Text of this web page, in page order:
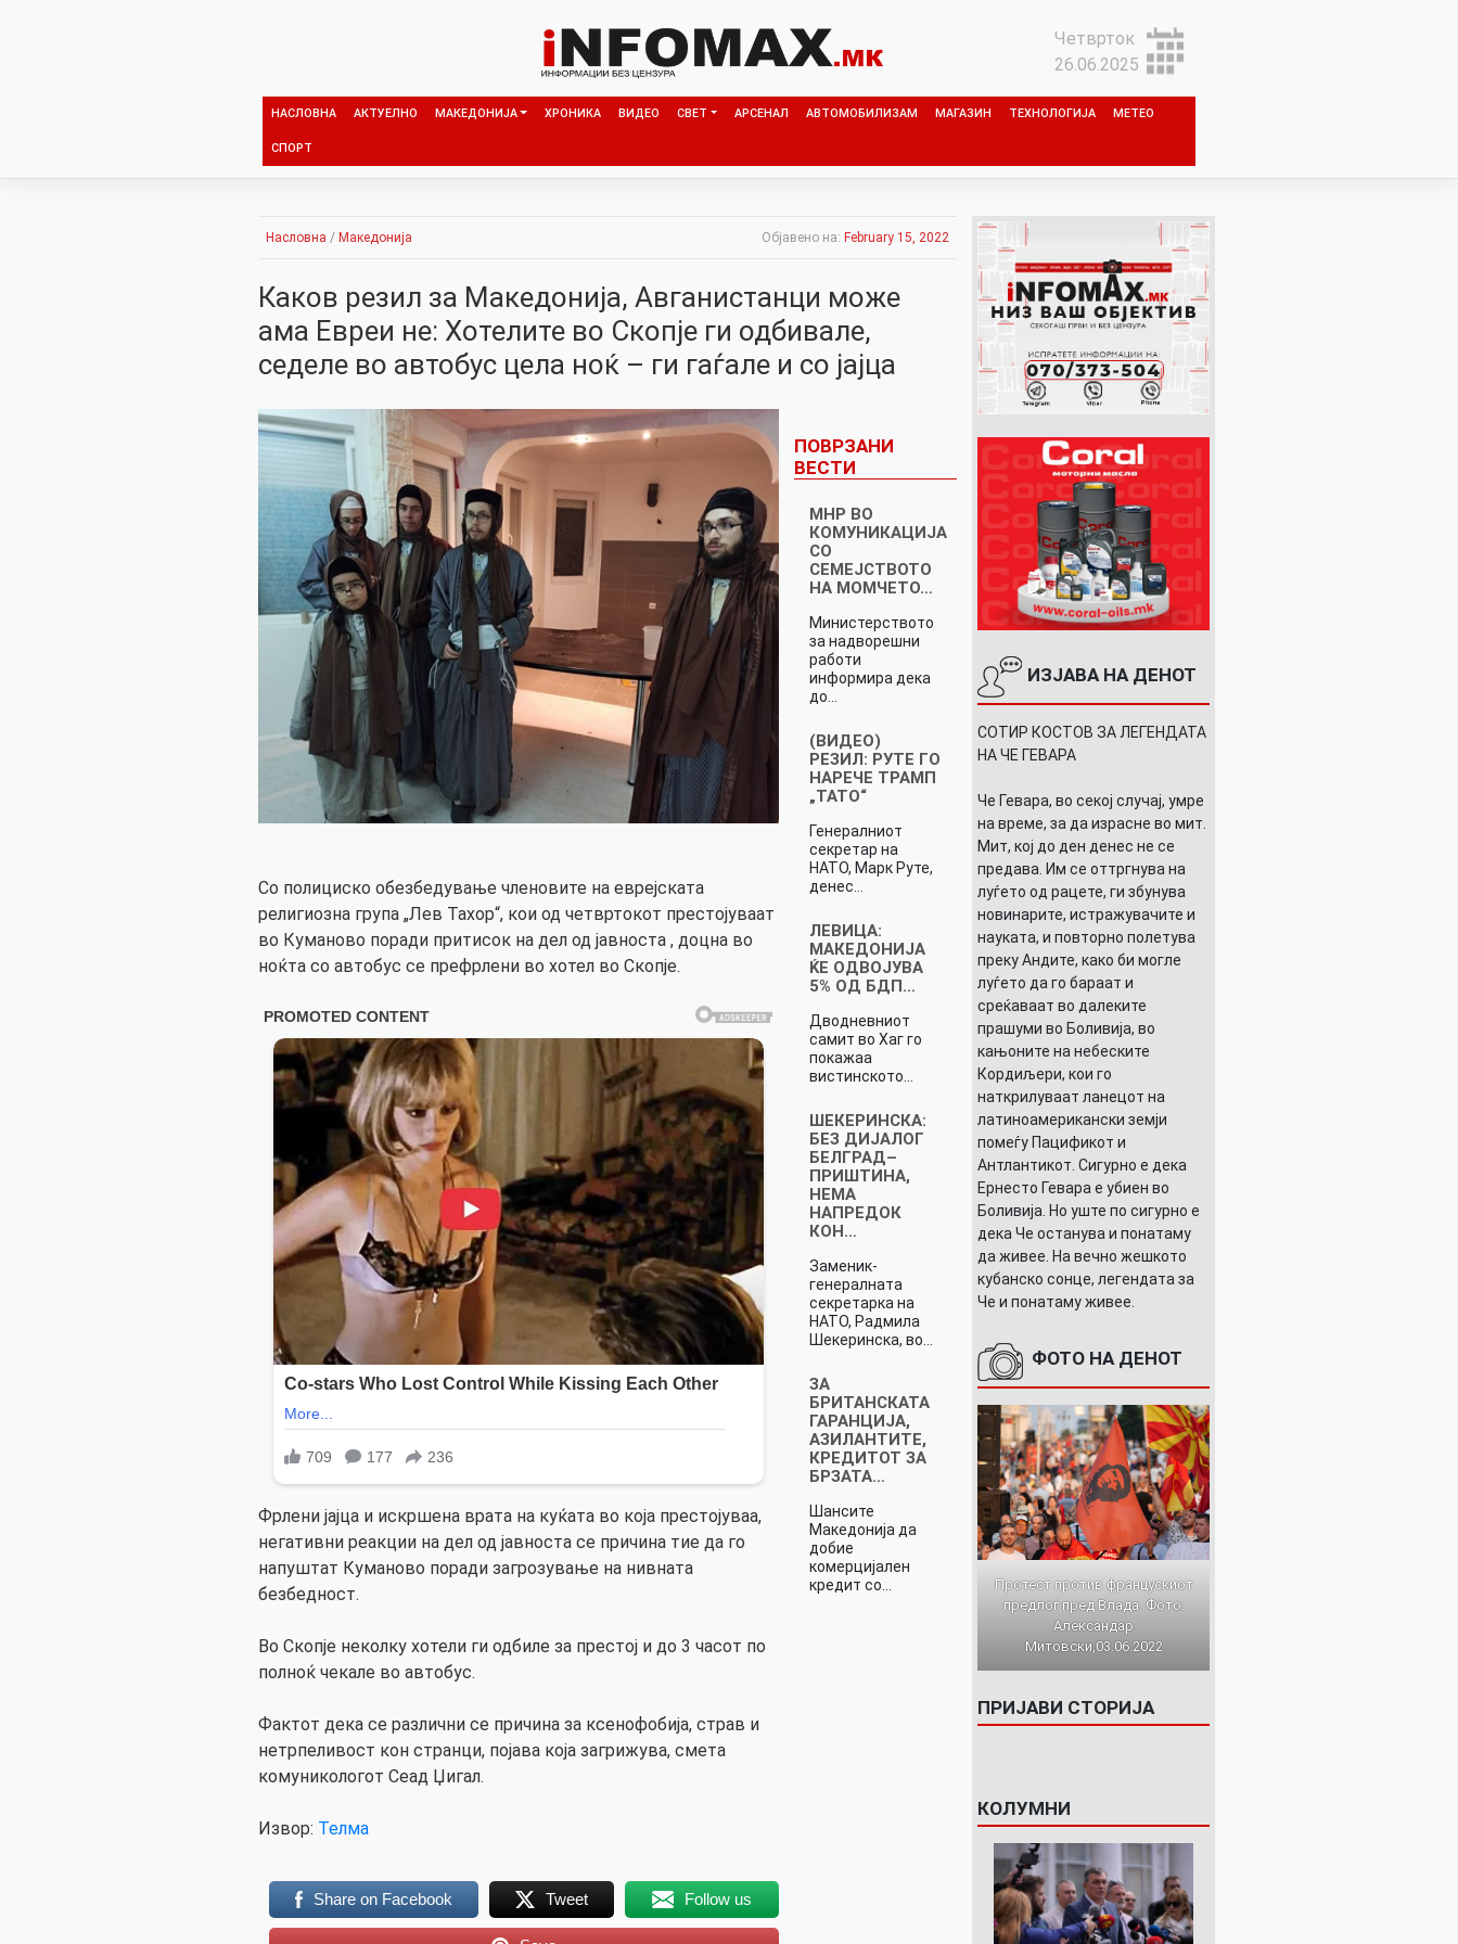
Четврток
26.06.2025
НАСЛОВНА АКТУЕЛНО МАКЕДОНИЈА ХРОНИКА ВИДЕО СВЕТ АРСЕНАЛ АВТОМОБИЛИЗАМ МАГАЗИН ТЕХНОЛОГИЈА МЕТЕО
СПОРТ
Насловна / Македонија Објавено на: February 15, 2022
Каков резил за Македонија, Авганистанци може
ама Евреи не: Хотелите во Скопје ги одбивале,
седеле во автобус цела ноќ – ги гаѓале и со јајца
Со полициско обезбедување членовите на еврејската
религиозна група „Лев Тахор“, кои од четвртокот престојуваат
во Куманово поради притисок на дел од јавноста , доцна во
ноќта со автобус се префрлени во хотел во Скопје.
Фрлени јајца и искршена врата на куќата во која престојуваа,
негативни реакции на дел од јавноста се причина тие да го
напуштат Куманово поради загрозување на нивната
безбедност.
Во Скопје неколку хотели ги одбиле за престој и до 3 часот по
полноќ чекале во автобус.
Фактот дека се различни се причина за ксенофобија, страв и
нетрпеливост кон странци, појава која загрижува, смета
комуникологот Сеад Џигал.
Извор: Телма
Share on Facebook Tweet Follow us
ПОВРЗАНИ
ВЕСТИ
МНР ВО
КОМУНИКАЦИЈА
СО
СЕМЕЈСТВОТО
НА МОМЧЕТО…
Министерството
за надворешни
работи
информира дека
до…
(ВИДЕО)
РЕЗИЛ: РУТЕ ГО
НАРЕЧЕ ТРАМП
„ТАТО“
Генералниот
секретар на
НАТО, Марк Руте,
денес…
ЛЕВИЦА:
МАКЕДОНИЈА
ЌЕ ОДВОЈУВА
5% ОД БДП…
Дводневниот
самит во Хаг го
покажаа
вистинското…
ШЕКЕРИНСКА:
БЕЗ ДИЈАЛОГ
БЕЛГРАД–
ПРИШТИНА,
НЕМА
НАПРЕДОК
КОН…
Заменик-
генералната
секретарка на
НАТО, Радмила
Шекеринска, во…
ЗА
БРИТАНСКАТА
ГАРАНЦИЈА,
АЗИЛАНТИТЕ,
КРЕДИТОТ ЗА
БРЗАТА…
Шансите
Македонија да
добие
комерцијален
кредит со…
ИЗЈАВА НА ДЕНОТ
СОТИР КОСТОВ ЗА ЛЕГЕНДАТА
НА ЧЕ ГЕВАРА
Че Гевара, во секој случај, умре
на време, за да израсне во мит.
Мит, кој до ден денес не се
предава. Им се оттргнува на
луѓето од рацете, ги збунува
новинарите, истражувачите и
науката, и повторно полетува
преку Андите, како би могле
луѓето да го бараат и
среќаваат во далеките
прашуми во Боливија, во
кањоните на небеските
Кордиљери, кои го
наткрилуваат ланецот на
латиноамерикански земји
помеѓу Пацификот и
Антлантикот. Сигурно е дека
Ернесто Гевара е убиен во
Боливија. Но уште по сигурно е
дека Че останува и понатаму
да живее. На вечно жешкото
кубанско сонце, легендата за
Че и понатаму живее.
ФОТО НА ДЕНОТ
Протест против францускиот
предлог пред Влада. Фото:
Александар
Митовски,03.06.2022
ПРИЈАВИ СТОРИЈА
КОЛУМНИ